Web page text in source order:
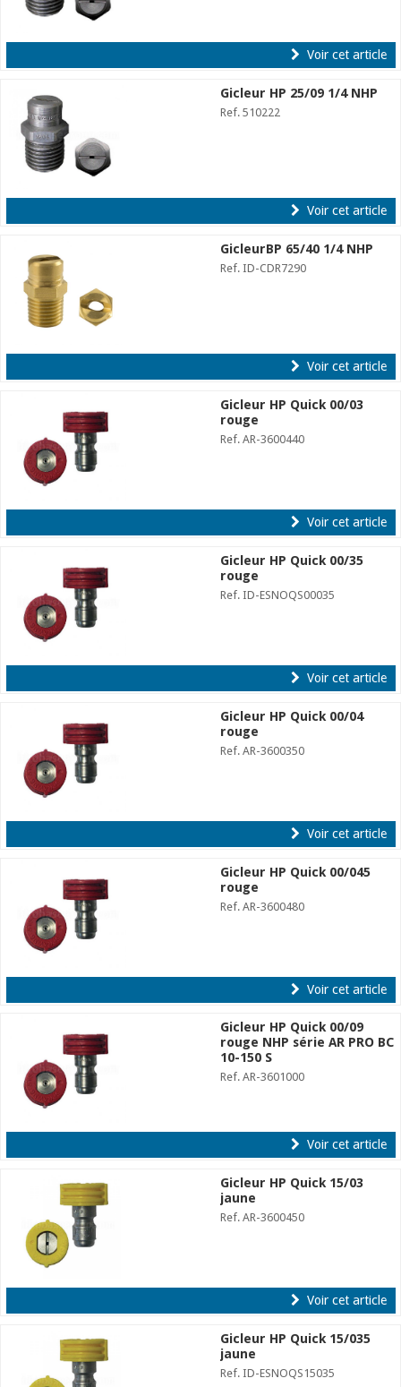
Voir cet article
Gicleur HP 25/09 1/4 NHP
Ref. 510222
Voir cet article
GicleurBP 65/40 1/4 NHP
Ref. ID-CDR7290
Voir cet article
Gicleur HP Quick 00/03
rouge
Ref. AR-3600440
Voir cet article
Gicleur HP Quick 00/35
rouge
Ref. ID-ESNOQS00035
Voir cet article
Gicleur HP Quick 00/04
rouge
Ref. AR-3600350
Voir cet article
Gicleur HP Quick 00/045
rouge
Ref. AR-3600480
Voir cet article
Gicleur HP Quick 00/09
rouge NHP série AR PRO BC
10-150 S
Ref. AR-3601000
Voir cet article
Gicleur HP Quick 15/03
jaune
Ref. AR-3600450
Voir cet article
Gicleur HP Quick 15/035
jaune
Ref. ID-ESNOQS15035